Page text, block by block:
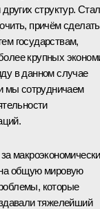
структур.
причём
государствам,
крупных
в данном случае
мы сотрудничаем
на общую мировую
которые
тяжелейший